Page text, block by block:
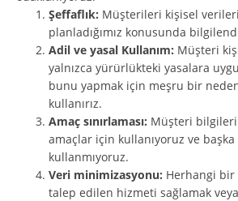
Şeffaflık: Müşterileri kişisel
planladığımız konusunda
Adil ve yasal Kullanım: Müşteri
yalnızca yürürlükteki yasalara
bunu yapmak için meşru bir
kullanırız.
Amaç sınırlaması: Müşteri
amaçlar için kullanıyoruz ve
kullanmıyoruz.
Veri minimizasyonu: Herhangi
talep edilen hizmeti sağlamak